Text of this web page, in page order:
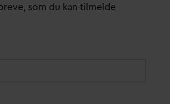
som du kan tilmelde